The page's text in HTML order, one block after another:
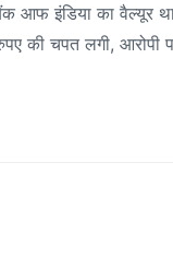
आफ इंडिया का वैल्यूर
की चपत लगी, आरोपी